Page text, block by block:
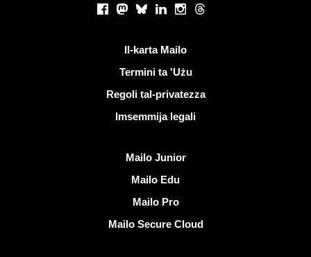
Facebook
Mastodon
BlueskyLinkedInInstagram
Threads
Il-karta Mailo
Termini ta 'Użu
Regoli tal-privatezza
Imsemmija legali
Mailo Junior
Mailo Edu
Mailo Pro
Mailo Secure Cloud